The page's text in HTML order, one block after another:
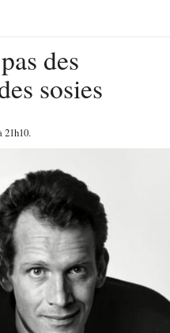
des
sosies
21h10.